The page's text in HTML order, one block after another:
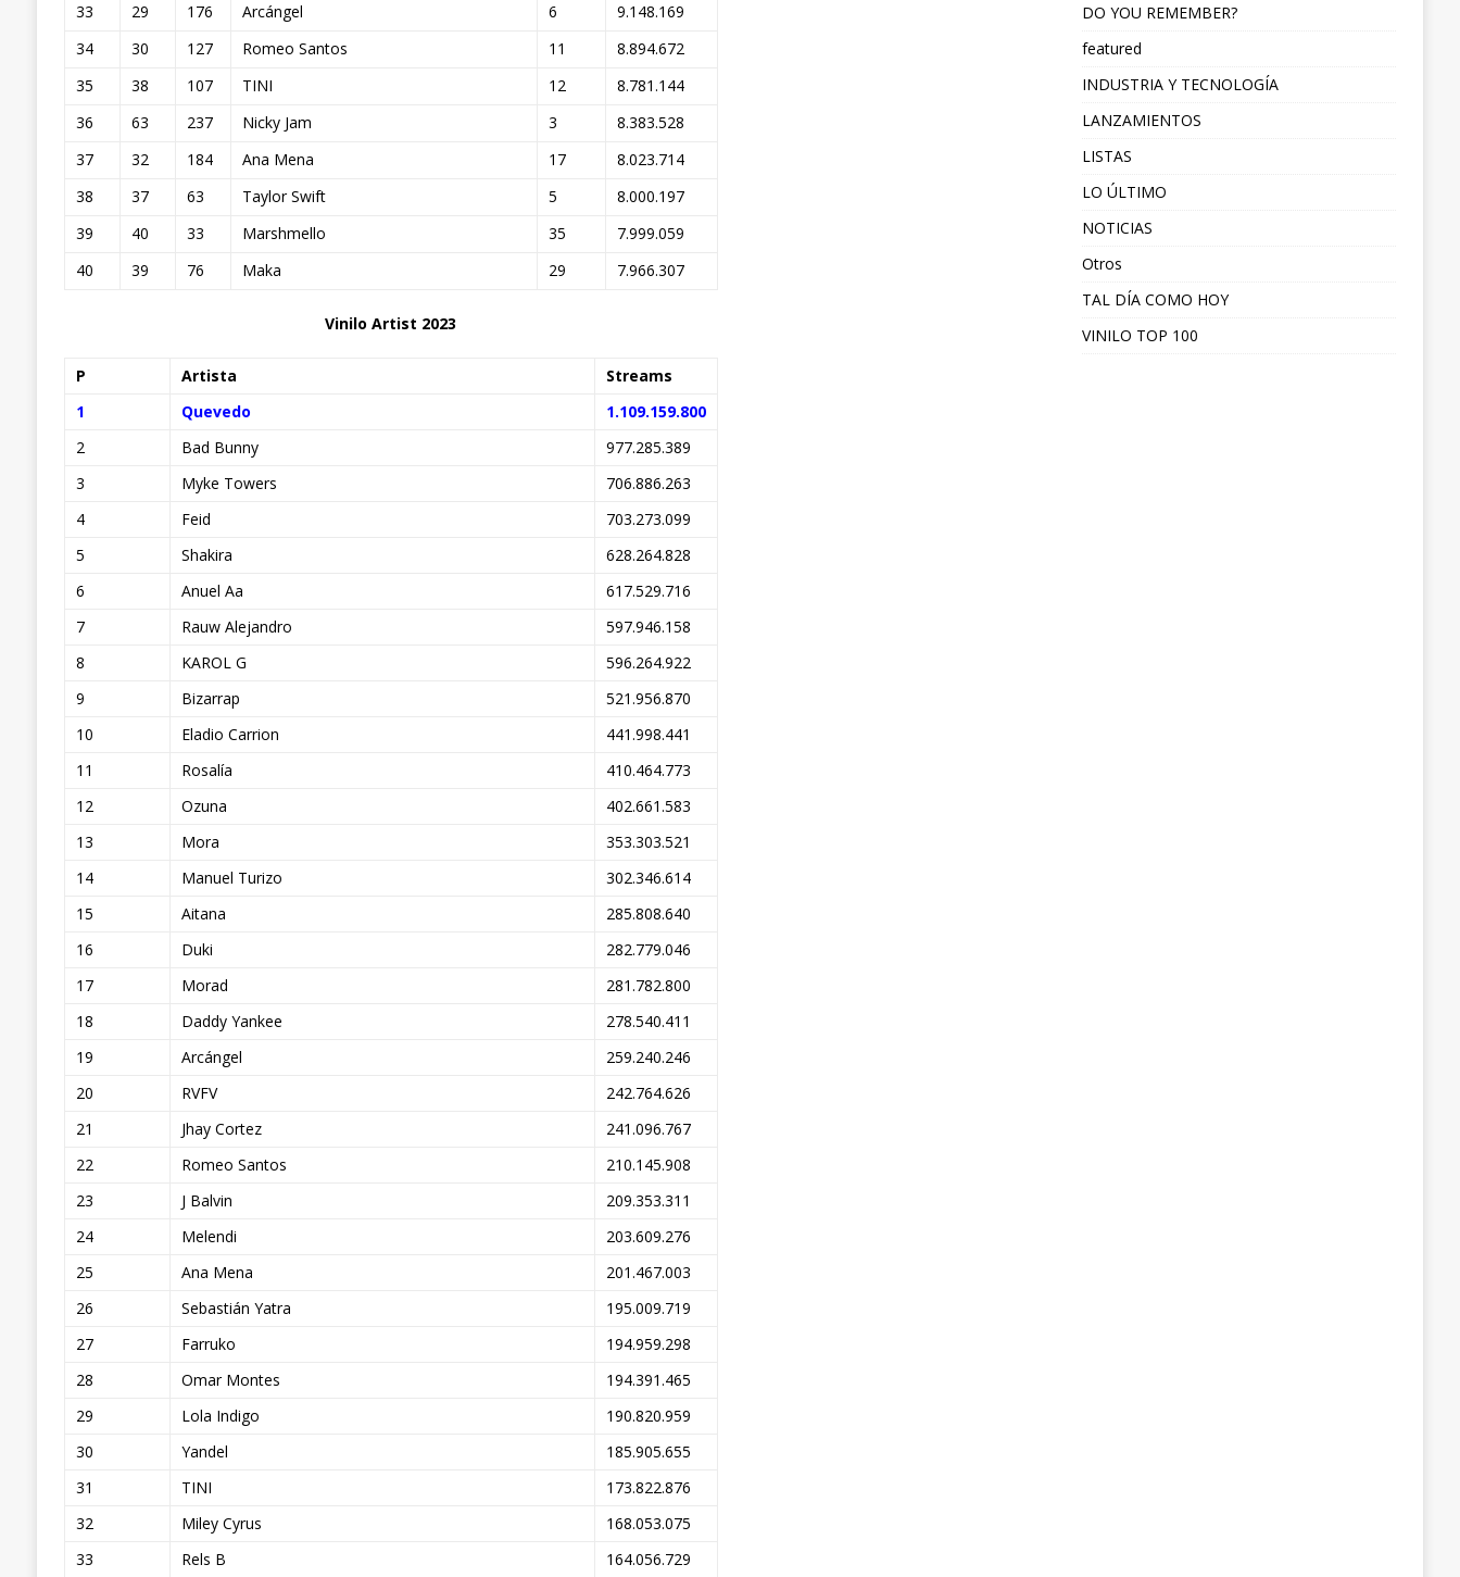
33
29 176 Arcángel 6
9.148.169
34
30 127 Romeo Santos 11
8.894.672
35
38 107 TINI 12
8.781.144
36
63 237 Nicky Jam 3
8.383.528
37
32 184 Ana Mena 17
8.023.714
38
37 63 Taylor Swift 5
8.000.197
39
40 33 Marshmello 35
7.999.059
40
39 76 Maka 29 7.966.307
Vinilo Artist 2023
P Artista
Streams
1
Quevedo
1.109.159.800
2
Bad Bunny
977.285.389
3
Myke Towers
706.886.263
4
Feid
703.273.099
5
Shakira
628.264.828
6
Anuel Aa
617.529.716
7
Rauw Alejandro
597.946.158
8
KAROL G
596.264.922
9
Bizarrap
521.956.870
10
Eladio Carrion
441.998.441
11
Rosalía
410.464.773
12
Ozuna
402.661.583
13
Mora
353.303.521
14
Manuel Turizo
302.346.614
15
Aitana
285.808.640
16
Duki
282.779.046
17
Morad
281.782.800
18
Daddy Yankee
278.540.411
19
Arcángel
259.240.246
20
RVFV
242.764.626
21
Jhay Cortez
241.096.767
22
Romeo Santos
210.145.908
23
J Balvin
209.353.311
24
Melendi
203.609.276
25
Ana Mena
201.467.003
26
Sebastián Yatra
195.009.719
27
Farruko
194.959.298
28
Omar Montes
194.391.465
29
Lola Indigo
190.820.959
30
Yandel
185.905.655
31
TINI
173.822.876
32
Miley Cyrus
168.053.075
33
Rels B 164.056.729
DO YOU REMEMBER?
featured
INDUSTRIA Y TECNOLOGÍA
LANZAMIENTOS
LISTAS
LO ÚLTIMO
NOTICIAS
Otros
TAL DÍA COMO HOY
VINILO TOP 100